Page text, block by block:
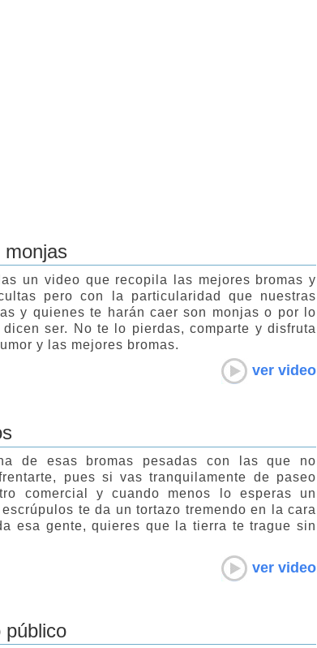
un video que recopila las mejores bromas y
pero con la particularidad que nuestras
y quienes te harán caer son monjas o por lo
dicen ser. No te lo pierdas, comparte y disfruta
y las mejores bromas.
ver video
de esas bromas pesadas con las que no
pues si vas tranquilamente de paseo
comercial y cuando menos lo esperas un
te da un tortazo tremendo en la cara
esa gente, quieres que la tierra te trague sin
ver video
público